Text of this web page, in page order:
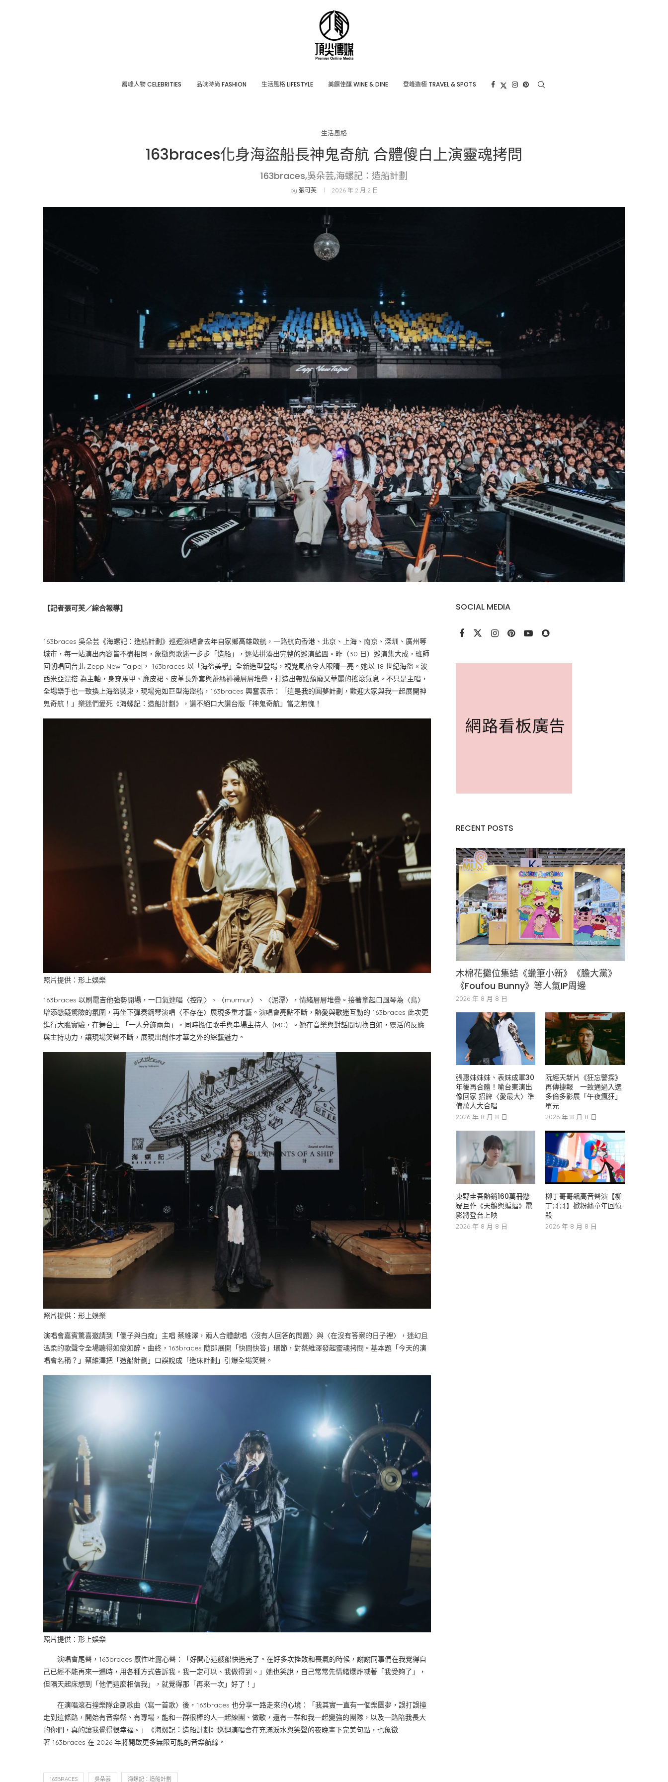
層峰⼈物 CELEBRITIES 品味時尚 FASHION ⽣活風格 LIFESTYLE 美饌佳釀 WINE & DINE 登峰造極 TRAVEL & SPOTS
生活風格
163braces化身海盜船長神鬼奇航 合體傻白上演靈魂拷問
163braces,吳朵芸,海螺記：造船計劃
by 張可芙 2026 年 2 月 2 日
【記者張可芙／綜合報導】
163braces 吳朵芸《海螺記：造船計劃》巡迴演唱會去年自家鄉高雄啟航，一路航向香港、北京、上海、南京、深圳、廣州等
城市，每一站演出內容皆不盡相同，象徵與歌迷一步步「造船」，逐站拼湊出完整的巡演藍圖。昨（30 日）巡演集大成，班師
回朝唱回台北 Zepp New Taipei， 163braces 以「海盜美學」全新造型登場，視覺風格令人眼睛一亮。她以 18 世紀海盜 × 波
西米亞混搭 為主軸，身穿馬甲、麂皮裙、皮革長外套與蕾絲褲襪層層堆疊，打造出帶點頹廢又華麗的搖滾氣息。不只是主唱，
全場樂手也一致換上海盜裝束，現場宛如巨型海盜船，163braces 興奮表示：「這是我的圓夢計劃，歡迎大家與我一起展開神
鬼奇航！」樂迷們愛死《海螺記：造船計劃》，讚不絕口大讚台版「神鬼奇航」當之無愧！
照片提供：形上娛樂
163braces 以刷電吉他強勢開場，一口氣連唱〈控制〉、〈murmur〉、〈泥潭〉，情緒層層堆疊。接著拿起口風琴為〈鳥〉
增添懸疑驚險的氛圍，再坐下彈奏鋼琴演唱〈不存在〉展現多重才藝。演唱會亮點不斷，熱愛與歌迷互動的 163braces 此次更
進行大膽實驗，在舞台上 「一人分飾兩角」，同時擔任歌手與串場主持人（MC）。她在音樂與對話間切換自如，靈活的反應
與主持功力，讓現場笑聲不斷，展現出創作才華之外的綜藝魅力。
照片提供：形上娛樂
演唱會嘉賓驚喜邀請到「傻子與白痴」主唱 蔡維澤，兩人合體獻唱〈沒有人回答的問題〉與〈在沒有答案的日子裡〉，迷幻且
溫柔的歌聲令全場聽得如癡如醉。曲終，163braces 隨即展開「快問快答」環節，對蔡維澤發起靈魂拷問。基本題「今天的演
唱會名稱？」蔡維澤把「造船計劃」口誤說成「造床計劃」引爆全場笑聲。
照片提供：形上娛樂
演唱會尾聲，163braces 感性吐露心聲：「好開心這艘船快造完了。在好多次挫敗和喪氣的時候，謝謝同事們在我覺得自
己已經不能再來一遍時，用各種方式告訴我，我一定可以、我做得到。」她也笑說，自己常常先情緒爆炸喊著「我受夠了」，
但隔天起床想到「他們這麼相信我」，就覺得那「再來一次」好了！」
在演唱滾石撞樂隊企劃歌曲〈寫一首歌〉後，163braces 也分享一路走來的心境：「我其實一直有一個樂團夢，誤打誤撞
走到這條路，開始有音樂祭、有專場，能和一群很棒的人一起練團、做歌，還有一群和我一起變強的團隊，以及一路陪我長大
的你們，真的讓我覺得很幸福。」《海螺記：造船計劃》巡迴演唱會在充滿淚水與笑聲的夜晚畫下完美句點，也象徵
著 163braces 在 2026 年將開啟更多無限可能的音樂航線。
163BRACES 吳朵芸 海螺記：造船計劃
SOCIAL MEDIA
RECENT POSTS
木棉花攤位集結《蠟筆小新》《膽大黨》
《Foufou Bunny》等人氣IP周邊
2026 年 8 月 8 日
張惠妹妹妹、表妹成軍30
年後再合體！喻台東演出
像回家 招牌〈愛最大〉準
備萬人大合唱
2026 年 8 月 8 日
阮經天新片《狂忘警探》
再傳捷報 一致通過入選
多倫多影展「午夜瘋狂」
單元
2026 年 8 月 8 日
東野圭吾熱銷160萬冊懸
疑巨作《天鵝與蝙蝠》電
影將登台上映
2026 年 8 月 8 日
柳丁哥哥飆高音聲演【柳
丁哥哥】掀粉絲童年回憶
殺
2026 年 8 月 8 日